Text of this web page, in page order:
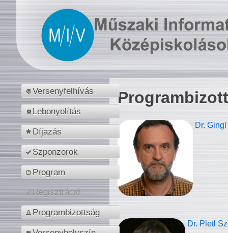
Versenyfelhívás
Lebonyolítás
Díjazás
Szponzorok
Program
Regisztráció
Programbizottság
Dr.
Dr. Pletl